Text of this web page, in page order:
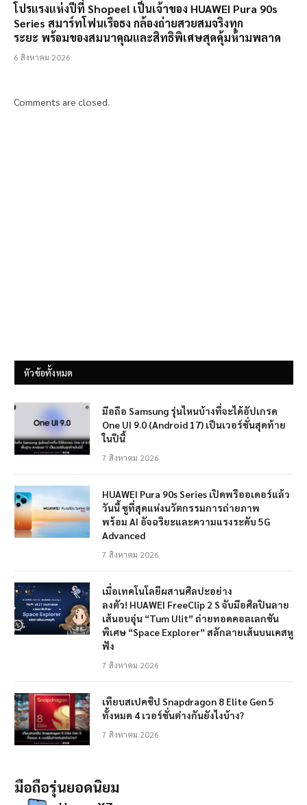
โปรแรงแห่งปีที่ Shopee! เป็นเจ้าของ HUAWEI Pura 90s
Series สมาร์ทโฟนเรือธง กล้องถ่ายสวยสมจริงทุก
ระยะ พร้อมของสมนาคุณและสิทธิพิเศษสุดคุ้มห้ามพลาด
6 สิงหาคม 2026
Comments are closed.
หัวข้อทั้งหมด
มือถือ Samsung รุ่นไหนบ้างที่จะได้อัปเกรด
One UI 9.0 (Android 17) เป็นเวอร์ชั่นสุดท้าย
ในปีนี้
7 สิงหาคม 2026
HUAWEI Pura 90s Series เปิดพรีออเดอร์แล้ว
วันนี้ ชูที่สุดแห่งนวัตกรรมการถ่ายภาพ
พร้อม AI อัจฉริยะและความแรงระดับ 5G
Advanced
7 สิงหาคม 2026
เมื่อเทคโนโลยีผสานศิลปะอย่าง
ลงตัว! HUAWEI FreeClip 2 S จับมือศิลปินลาย
เส้นอบอุ่น “Tum Ulit” ถ่ายทอดคอลเลกชัน
พิเศษ “Space Explorer” สลักลายเส้นบนเคสหู
ฟัง
7 สิงหาคม 2026
เทียบสเปคชิป Snapdragon 8 Elite Gen 5
ทั้งหมด 4 เวอร์ชั่นต่างกันยังไงบ้าง?
7 สิงหาคม 2026
มือถือรุ่นยอดนิยม